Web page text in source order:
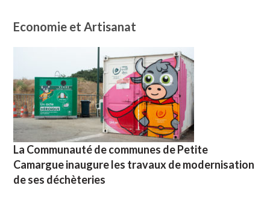
Economie et Artisanat
La Communauté de communes de Petite
Camargue inaugure les travaux de modernisation
de ses déchèteries